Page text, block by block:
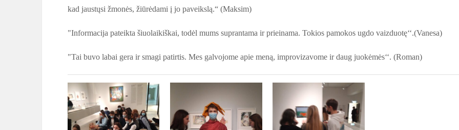
kad jaustųsi žmonės, žiūrėdami į jo paveikslą.“ (Maksim)
"Informacija pateikta šiuolaikiškai, todėl mums suprantama ir prieinama. Tokios pamokos ugdo vaizduotę‘‘.(Vanesa)
"Tai buvo labai gera ir smagi patirtis. Mes galvojome apie meną, improvizavome ir daug juokėmės‘‘. (Roman)